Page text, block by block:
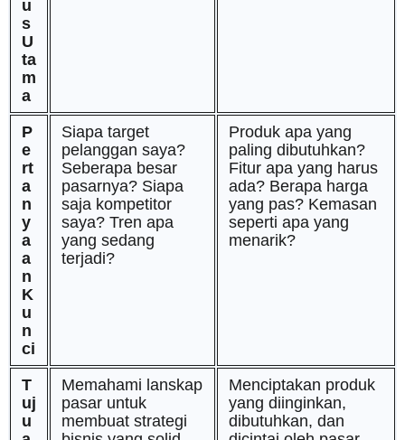
u
s
U
ta
m
a
P
e
rt
a
n
y
a
a
n
K
u
n
ci
Siapa target
pelanggan saya?
Seberapa besar
pasarnya? Siapa
saja kompetitor
saya? Tren apa
yang sedang
terjadi?
Produk apa yang
paling dibutuhkan?
Fitur apa yang harus
ada? Berapa harga
yang pas? Kemasan
seperti apa yang
menarik?
T
uj
u
Memahami lanskap
pasar untuk
membuat strategi
Menciptakan produk
yang diinginkan,
dibutuhkan, dan